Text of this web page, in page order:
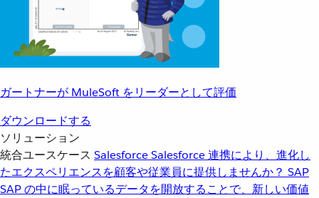
ガートナーが MuleSoft をリーダーとして評価
ダウンロードする
ソリューション
統合ユースケース SalesforceSalesforce 連携により、進化し
たエクスペリエンスを顧客や従業員に提供しませんか？ SAP
SAP の中に眠っているデータを開放することで、新しい価値